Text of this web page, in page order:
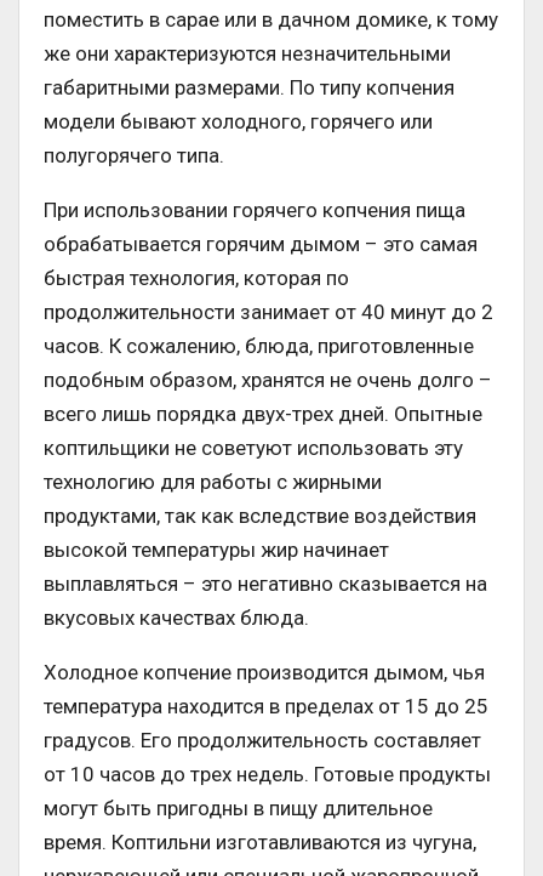
поместить в сарае или в дачном домике, к тому
же они характеризуются незначительными
габаритными размерами. По типу копчения
модели бывают холодного, горячего или
полугорячего типа.
При использовании горячего копчения пища
обрабатывается горячим дымом – это самая
быстрая технология, которая по
продолжительности занимает от 40 минут до 2
часов. К сожалению, блюда, приготовленные
подобным образом, хранятся не очень долго –
всего лишь порядка двух-трех дней. Опытные
коптильщики не советуют использовать эту
технологию для работы с жирными
продуктами, так как вследствие воздействия
высокой температуры жир начинает
выплавляться – это негативно сказывается на
вкусовых качествах блюда.
Холодное копчение производится дымом, чья
температура находится в пределах от 15 до 25
градусов. Его продолжительность составляет
от 10 часов до трех недель. Готовые продукты
могут быть пригодны в пищу длительное
время. Коптильни изготавливаются из чугуна,